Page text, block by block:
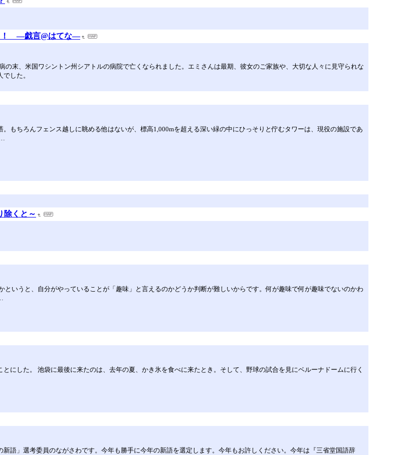
！ ―戯言@はてな―
の末、米国ワシントン州シアトルの病院で亡くなられました。エミさんは最期、彼女のご家族や、大切な人々に見守られな
した。
もちろんフェンス越しに眺める他はないが、標高1,000mを超える深い緑の中にひっそりと佇むタワーは、現役の施設であ
除くと～
というと、自分がやっていることが「趣味」と言えるのかどうか判断が難しいからです。何が趣味で何が趣味でないのかわ
にした。 池袋に最後に来たのは、去年の夏、かき氷を食べに来たとき。そして、野球の試合を見にベルーナドームに行く
語」選考委員のながさわです。今年も勝手に今年の新語を選定します。今年もお許しください。今年は『三省堂国語辞